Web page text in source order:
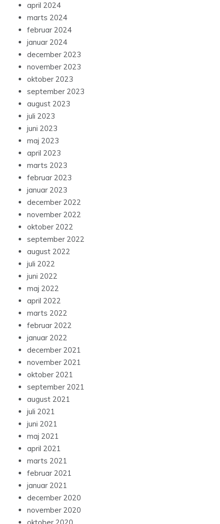
april 2024
marts 2024
februar 2024
januar 2024
december 2023
november 2023
oktober 2023
september 2023
august 2023
juli 2023
juni 2023
maj 2023
april 2023
marts 2023
februar 2023
januar 2023
december 2022
november 2022
oktober 2022
september 2022
august 2022
juli 2022
juni 2022
maj 2022
april 2022
marts 2022
februar 2022
januar 2022
december 2021
november 2021
oktober 2021
september 2021
august 2021
juli 2021
juni 2021
maj 2021
april 2021
marts 2021
februar 2021
januar 2021
december 2020
november 2020